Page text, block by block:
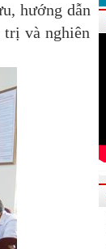
hướng dẫn
và nghiên